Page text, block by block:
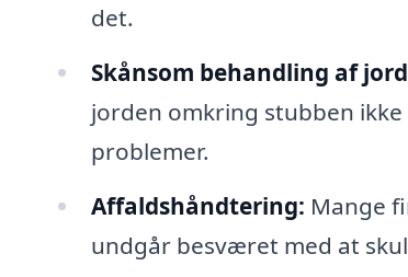
det.
Skånsom behandling af
jorden omkring stubben
problemer.
Affaldshåndtering: Mange
undgår besværet med at